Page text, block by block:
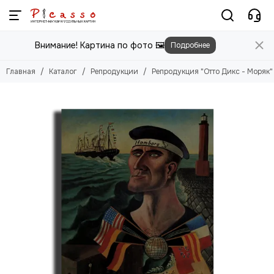
Репродукции
Смотреть все товары
Абрахам ван Калр
Адриан ван де Вельде
Адриан ван дер Верфф
Айвазовский Иван
Аксели Галлен-Каллела
Альфред Валберг
Александр Иванов
Анри Матисс
Бернардо Беллотто
Валентин Серов
Внимание! Картина по фото 🖼️ Подробнее
Главная Каталог Репродукции Репродукция "Отто Дикс - Моряк"